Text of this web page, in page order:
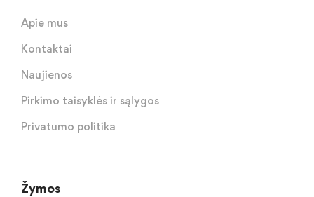
Apie mus
Kontaktai
Naujienos
Pirkimo taisyklės ir sąlygos
Privatumo politika
Žymos